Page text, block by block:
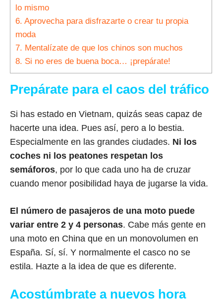
lo mismo
6. Aprovecha para disfrazarte o crear tu propia
moda
7. Mentalízate de que los chinos son muchos
8. Si no eres de buena boca… ¡prepárate!
Prepárate para el caos del tráfico
Si has estado en Vietnam, quizás seas capaz de
hacerte una idea. Pues así, pero a lo bestia.
Especialmente en las grandes ciudades. Ni los
coches ni los peatones respetan los
semáforos, por lo que cada uno ha de cruzar
cuando menor posibilidad haya de jugarse la vida.
El número de pasajeros de una moto puede
variar entre 2 y 4 personas. Cabe más gente en
una moto en China que en un monovolumen en
España. Sí, sí. Y normalmente el casco no se
estila. Hazte a la idea de que es diferente.
Acostúmbrate a nuevos hora